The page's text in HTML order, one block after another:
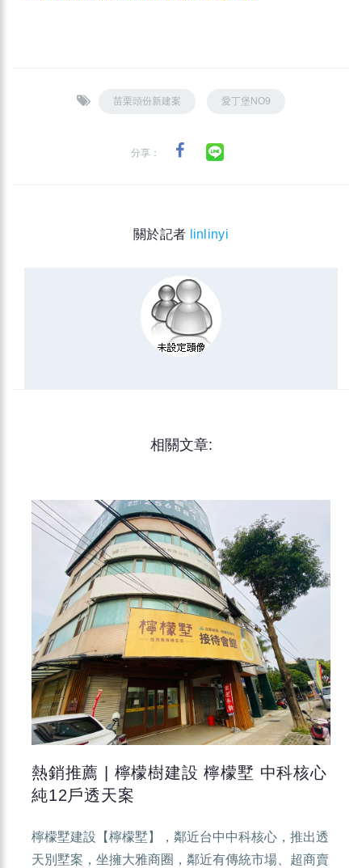
苗栗頭份新建案 愛丁堡NO9
分享：
關於記者 linlinyi
相關文章:
熱銷推薦 | 檸檬樹建設 檸檬墅 中科核心
純12戶透天案
檸檬墅建設【檸檬墅】，鄰近台中中科核心，推出透
天別墅案，坐擁大雅商圈，鄰近有傳統市場、超商賣